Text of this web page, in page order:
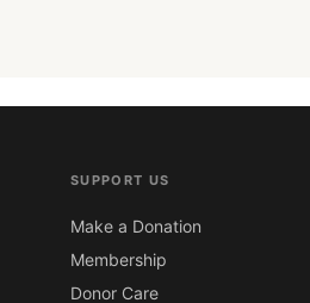
SUPPORT US
Make a Donation
Membership
Donor Care